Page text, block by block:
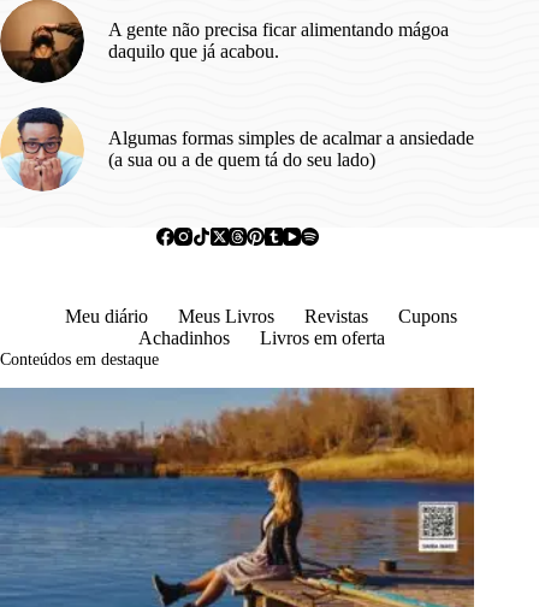
A gente não precisa ficar alimentando mágoa
daquilo que já acabou.
Algumas formas simples de acalmar a ansiedade
(a sua ou a de quem tá do seu lado)
Meu diário Meus Livros Revistas
Cupons
Achadinhos
Livros em oferta
Conteúdos em destaque